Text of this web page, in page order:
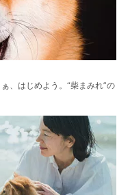
、はじめよう。“柴まみれ”の